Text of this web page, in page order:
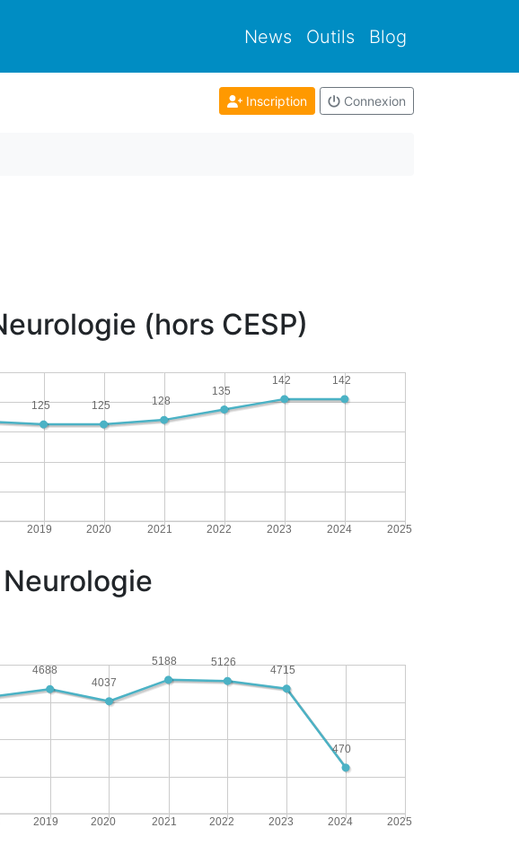
News Outils Blog
Inscription Connexion
(hors CESP)
2019 2020 2021 2022 2023 2024 2025
142
142
135
128
125
125
2019 2020 2021 2022 2023 2024 2025
470
4715
5126
5188
4037
4688